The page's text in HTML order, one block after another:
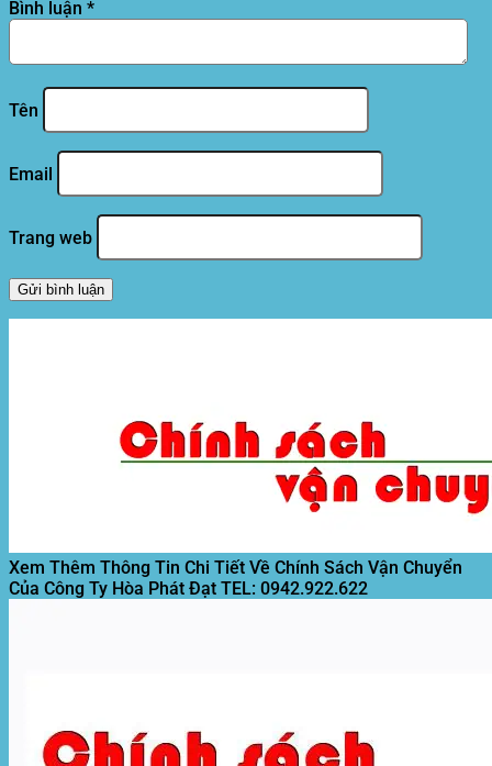
Bình luận *
Tên
Email
Trang web
Xem Thêm Thông Tin Chi Tiết Về Chính Sách Vận Chuyển
Của Công Ty Hòa Phát Đạt TEL: 0942.922.622